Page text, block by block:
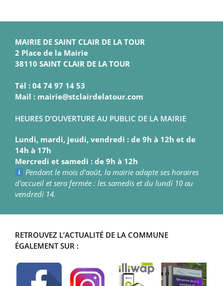
MAIRIE DE SAINT CLAIR DE LA TOUR
2 Place de la Mairie
38110 SAINT CLAIR DE LA TOUR
Tél : 04 74 97 14 53
Mail : mairie@stclairdelatour.com
HEURES D’OUVERTURE AU PUBLIC DE LA MAIRIE
Lundi, mardi, jeudi, vendredi : de 9h à 12h et de
14h à 17h
Mercredi et samedi : de 9h à 12h
Pendant le mois d’août, la mairie adapte ses horaires
d’accueil et sera fermée : les samedis et du lundi 10 au
vendredi 14.
RETROUVEZ L’ACTUALITÉ DE LA COMMUNE
ÉGALEMENT SUR :